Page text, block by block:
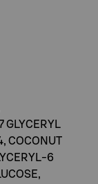
GLYCERYL
COCONUT
6